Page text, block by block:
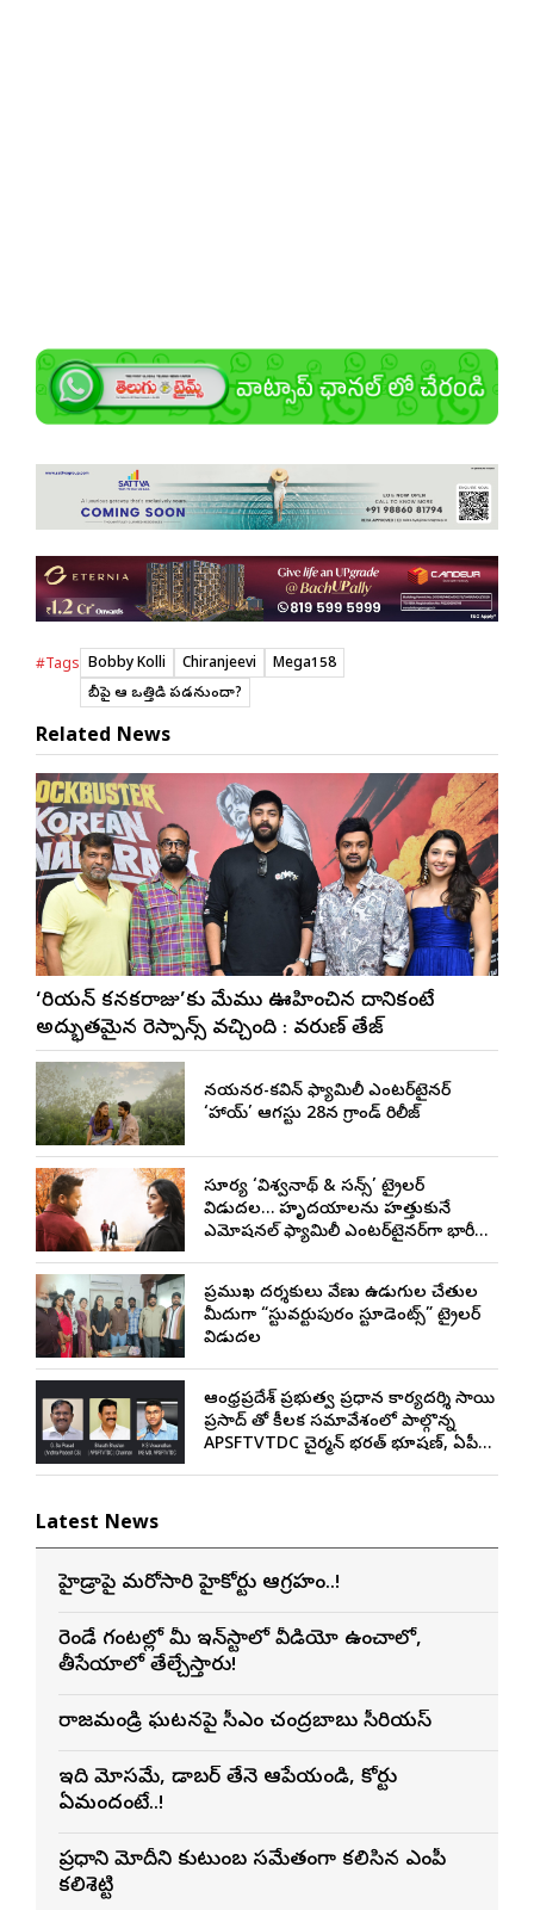
#Tags Bobby Kolli Chiranjeevi
Mega158
బాబీపై ఆ ఒత్తిడి ప‌డనుందా?
Related News
‘కొరియన్ కనకరాజు’కు మేము ఊహించిన దానికంటే
అద్భుతమైన రెస్పాన్స్ వచ్చింది : వరుణ్ తేజ్
నయనతార-కవిన్ ఫ్యామిలీ ఎంటర్‌టైనర్
‘హాయ్’ ఆగస్టు 28న గ్రాండ్ రిలీజ్
సూర్య ‘విశ్వనాథ్ & సన్స్’ ట్రైలర్
విడుదల… హృదయాలను హత్తుకునే
ఎమోషనల్ ఫ్యామిలీ ఎంటర్‌టైనర్‌గా భారీ
ప్రముఖ దర్శకులు వేణు ఉడుగుల చేతుల
మీదుగా “స్టువర్టుపురం స్టూడెంట్స్” ట్రైలర్
విడుదల
ఆంధ్రప్రదేశ్ ప్రభుత్వ ప్రధాన కార్యదర్శి సాయి
ప్రసాద్ తో కీలక సమావేశంలో పాల్గొన్న
APSFTVTDC చైర్మన్ భరత్ భూషణ్, ఏపీ
Latest News
హైడ్రాపై మరోసారి హైకోర్టు ఆగ్రహం..!
రెండే గంటల్లో మీ ఇన్‌స్టాలో వీడియో ఉంచాలో,
తీసేయాలో తేల్చేస్తారు!
రాజమండ్రి ఘటనపై సీఎం చంద్రబాబు సీరియస్
ఇది మోసమే, డాబర్‌ తేనె ఆపేయండి, కోర్టు
ఏమందంటే..!
ప్రధాని మోదీని కుటుంబ సమేతంగా కలిసిన ఎంపీ
కలిశెట్టి